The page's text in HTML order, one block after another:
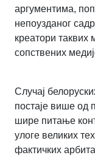
аргументима,
непоузданог
креатори таквих
сопствених
Случај
постаје више од
шире питање
улоге великих
фактичких